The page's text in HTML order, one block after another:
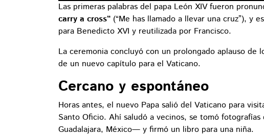
Las primeras palabras del papa León XIV fueron
carry a cross” (“Me has llamado a llevar una cruz”), y
para Benedicto XVI y reutilizada por Francisco.
La ceremonia concluyó con un prolongado aplauso
de un nuevo capítulo para el Vaticano.
Cercano y espontáneo
Horas antes, el nuevo Papa salió del Vaticano para
Santo Oficio. Ahí saludó a vecinos, se tomó
Guadalajara, México— y firmó un libro para una niña.